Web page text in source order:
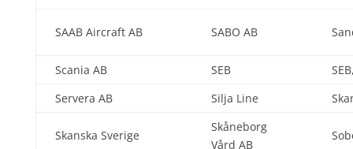
SAAB Aircraft AB SABO AB
Scania AB SEB
Servera AB
Silja Line
Skanska Sverige
Skåneborg
Vård AB